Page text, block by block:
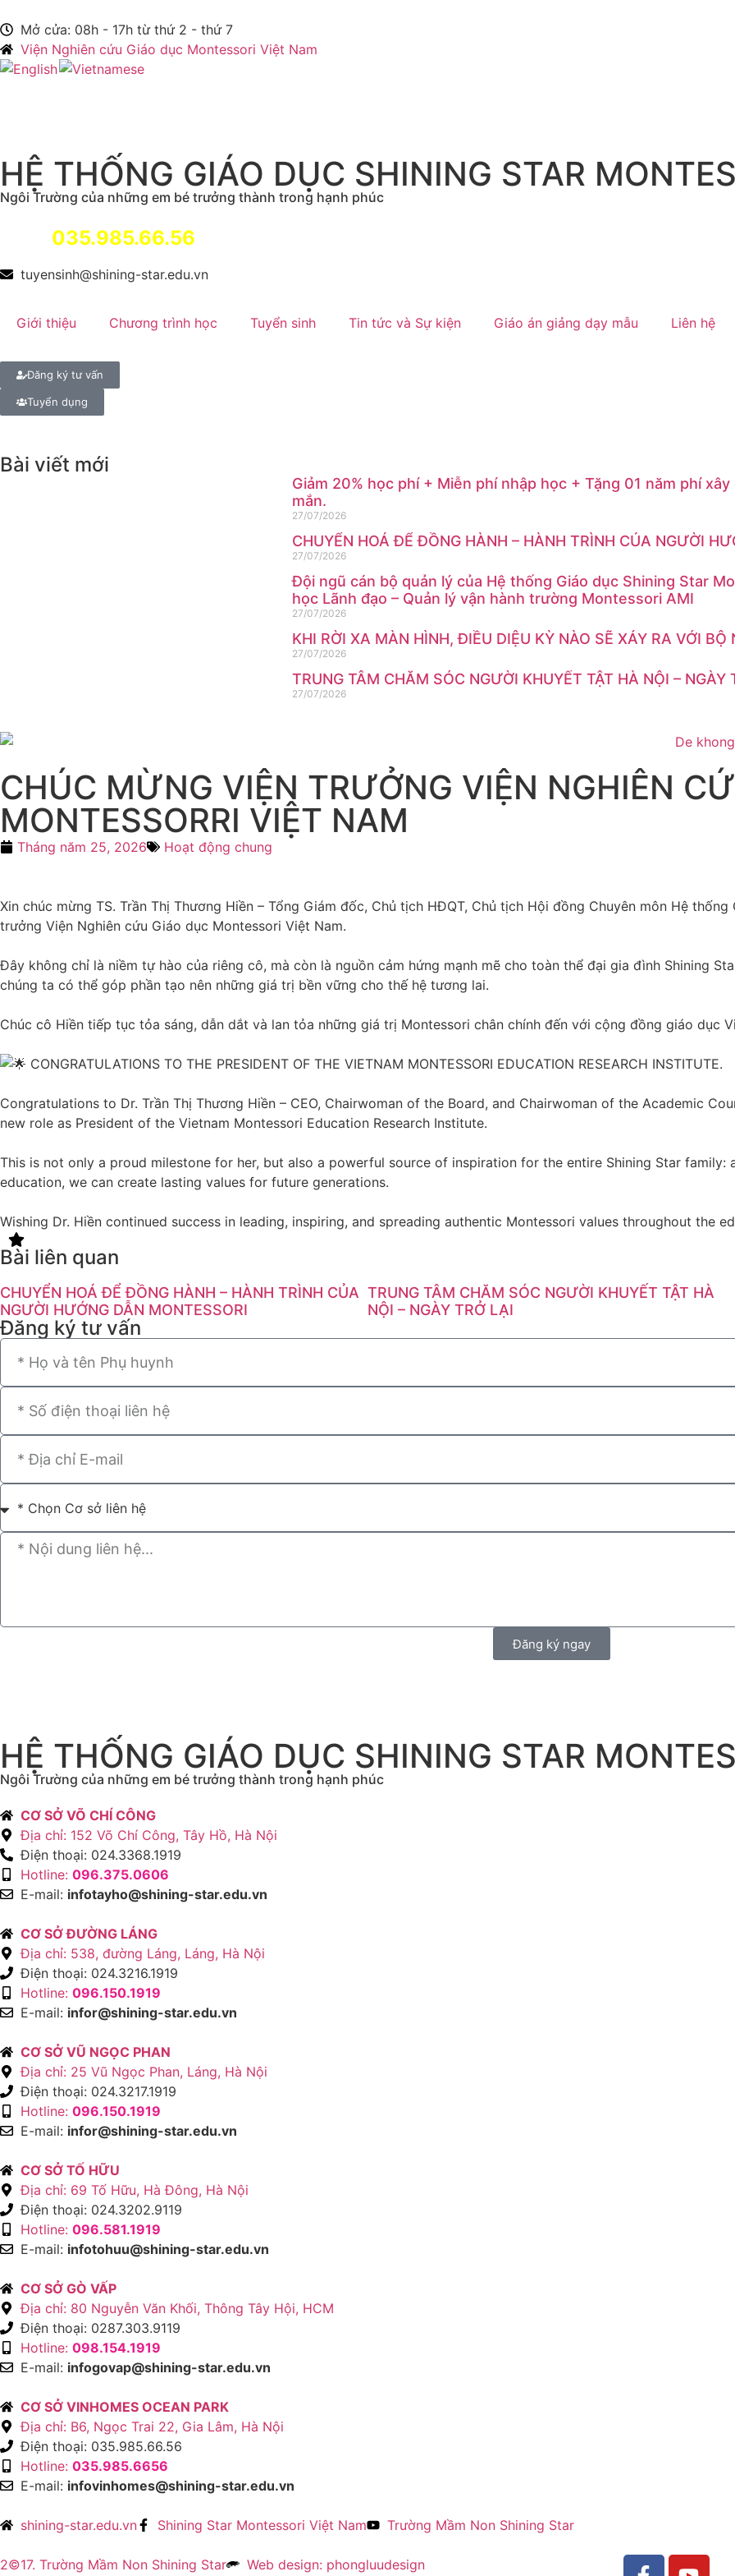
Mở cửa: 08h - 17h từ thứ 2 - thứ 7
Viện Nghiên cứu Giáo dục Montessori Việt Nam
HỆ THỐNG GIÁO DỤC SHINING STAR
Ngôi Trường của những em bé trưởng thành trong hạnh phúc
035.985.66.56
tuyensinh@shining-star.edu.vn
Giới thiệu Chương trình học Tuyển sinh Tin tức và Sự kiện Giáo án giảng dạy mẫu Liên hệ
Đăng ký tư vấn
Tuyển dụng
Bài viết mới
Giảm 20% học phí + Miễn phí nhập học + Tặng 01 năm phí
mắn.
27/07/2026
CHUYỂN HOÁ ĐỂ ĐỒNG HÀNH – HÀNH TRÌNH CỦA NGƯỜI
27/07/2026
Đội ngũ cán bộ quản lý của Hệ thống Giáo dục Shining Star
học Lãnh đạo – Quản lý vận hành trường Montessori AMI
27/07/2026
KHI RỜI XA MÀN HÌNH, ĐIỀU DIỆU KỲ NÀO SẼ XẢY RA VỚI BỘ
27/07/2026
TRUNG TÂM CHĂM SÓC NGƯỜI KHUYẾT TẬT HÀ NỘI – NGÀY
27/07/2026
CHÚC MỪNG VIỆN TRƯỞNG VIỆN NGHIÊN
MONTESSORRI VIỆT NAM
Tháng năm 25, 2026 Hoạt động chung
Xin chúc mừng TS. Trần Thị Thương Hiền – Tổng Giám đốc, Chủ tịch HĐQT, Chủ tịch Hội đồng Chuyên môn Hệ
trưởng Viện Nghiên cứu Giáo dục Montessori Việt Nam.
Đây không chỉ là niềm tự hào của riêng cô, mà còn là nguồn cảm hứng mạnh mẽ cho toàn thể đại gia đình Shining
chúng ta có thể góp phần tạo nên những giá trị bền vững cho thế hệ tương lai.
Chúc cô Hiền tiếp tục tỏa sáng, dẫn dắt và lan tỏa những giá trị Montessori chân chính đến với cộng đồng giáo dục
CONGRATULATIONS TO THE PRESIDENT OF THE VIETNAM MONTESSORI EDUCATION RESEARCH INSTITUTE.
Congratulations to Dr. Trần Thị Thương Hiền – CEO, Chairwoman of the Board, and Chairwoman of the Academic
new role as President of the Vietnam Montessori Education Research Institute.
This is not only a proud milestone for her, but also a powerful source of inspiration for the entire Shining Star
education, we can create lasting values for future generations.
Wishing Dr. Hiền continued success in leading, inspiring, and spreading authentic Montessori values throughout the
Bài liên quan
CHUYỂN HOÁ ĐỂ ĐỒNG HÀNH – HÀNH TRÌNH CỦA
NGƯỜI HƯỚNG DẪN MONTESSORI
TRUNG TÂM CHĂM SÓC NGƯỜI KHUYẾT TẬT HÀ
NỘI – NGÀY TRỞ LẠI
Đăng ký tư vấn
Đăng ký ngay
HỆ THỐNG GIÁO DỤC SHINING STAR
Ngôi Trường của những em bé trưởng thành trong hạnh phúc
CƠ SỞ VÕ CHÍ CÔNG
Địa chỉ: 152 Võ Chí Công, Tây Hồ, Hà Nội
Điện thoại: 024.3368.1919
Hotline: 096.375.0606
E-mail: infotayho@shining-star.edu.vn
CƠ SỞ ĐƯỜNG LÁNG
Địa chỉ: 538, đường Láng, Láng, Hà Nội
Điện thoại: 024.3216.1919
Hotline: 096.150.1919
E-mail: infor@shining-star.edu.vn
CƠ SỞ VŨ NGỌC PHAN
Địa chỉ: 25 Vũ Ngọc Phan, Láng, Hà Nội
Điện thoại: 024.3217.1919
Hotline: 096.150.1919
E-mail: infor@shining-star.edu.vn
CƠ SỞ TỐ HỮU
Địa chỉ: 69 Tố Hữu, Hà Đông, Hà Nội
Điện thoại: 024.3202.9119
Hotline: 096.581.1919
E-mail: infotohuu@shining-star.edu.vn
CƠ SỞ GÒ VẤP
Địa chỉ: 80 Nguyễn Văn Khối, Thông Tây Hội, HCM
Điện thoại: 0287.303.9119
Hotline: 098.154.1919
E-mail: infogovap@shining-star.edu.vn
CƠ SỞ VINHOMES OCEAN PARK
Địa chỉ: B6, Ngọc Trai 22, Gia Lâm, Hà Nội
Điện thoại: 035.985.66.56
Hotline: 035.985.6656
E-mail: infovinhomes@shining-star.edu.vn
shining-star.edu.vn Shining Star Montessori Việt Nam Trường Mầm Non Shining Star
2©17. Trường Mầm Non Shining Star Web design: phongluudesign